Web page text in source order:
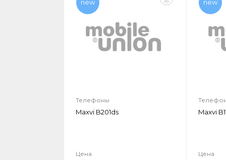
new
Телефоны
Maxvi B201ds
Цена
new
Maxvi
Цена